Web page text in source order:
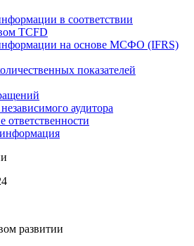
в соответствии
TCFD
на основе МСФО (IFRS)
показателей
аудитора
ответственности
развитии